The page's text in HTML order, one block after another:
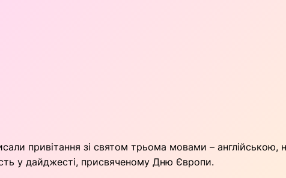
привітання зі святом трьома мовами –
у дайджесті, присвяченому Дню Європи.